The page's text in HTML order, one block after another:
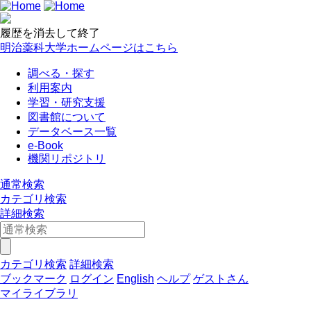
履歴を消去して終了
明治薬科大学ホームページはこちら
調べる・探す
利用案内
学習・研究支援
図書館について
データベース一覧
e-Book
機関リポジトリ
通常検索
カテゴリ検索
詳細検索
カテゴリ検索 詳細検索
ブックマーク ログイン English ヘルプ ゲストさん
マイライブラリ